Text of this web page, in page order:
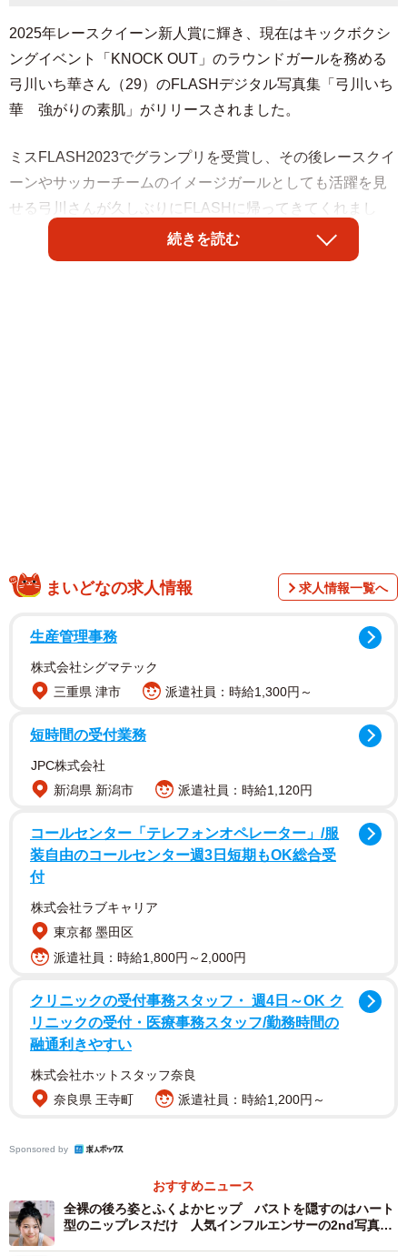
2025年レースクイーン新人賞に輝き、現在はキックボクシ
ングイベント「KNOCK OUT」のラウンドガールを務める
弓川いち華さん（29）のFLASHデジタル写真集「弓川いち
華 強がりの素肌」がリリースされました。
ミスFLASH2023でグランプリを受賞し、その後レースクイ
ーンやサッカーチームのイメージガールとしても活躍を見
せる弓川さんが久しぶりにFLASHに帰ってきてくれまし
た。今作では、キックボクシングのラウンドガールを務め
た経験も活かしてボクシングに挑戦！ スラリと伸びた高
【弓川いち華さんプロフィール】
身 T165・B85(D)W59H88 アイドルグループ「READY
TO KISS」の元メンバー。2023年にはミスFLASH2023グラ
ンプリ、2代目シントトロイデンガールズに選出。現在は
KNOCK OUTのラウンドガールや、SUPER GTのレースア
ンバサダーとしても活躍中。レースアンバサダーアワード
2025 ルーキーディヴィジョンを受賞した。最新情報は公式
Instagram（@yumikawa_ichika）
続きを読む
まいどなの求人情報 求人情報一覧へ
生産管理事務
株式会社シグマテック
三重県 津市
派遣社員：時給1,300円～
短時間の受付業務
JPC株式会社
新潟県 新潟市
派遣社員：時給1,120円
コールセンター「テレフォンオペレーター」/服
装自由のコールセンター週3日短期もOK総合受
付
株式会社ラブキャリア
東京都 墨田区
派遣社員：時給1,800円～2,000円
クリニックの受付事務スタッフ・ 週4日～OK ク
リニックの受付・医療事務スタッフ/勤務時間の
融通利きやすい
株式会社ホットスタッフ奈良
奈良県 王寺町
派遣社員：時給1,200円～
Sponsored by
おすすめニュース
全裸の後ろ姿とふくよかヒップ バストを隠すのはハート
型のニップレスだけ 人気インフルエンサーの2nd写真集